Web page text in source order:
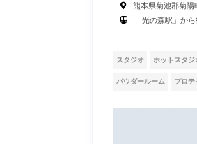
熊本県菊池郡菊陽
「光の森駅」か
スタジオ ホットスタジ
パウダールーム プロテ